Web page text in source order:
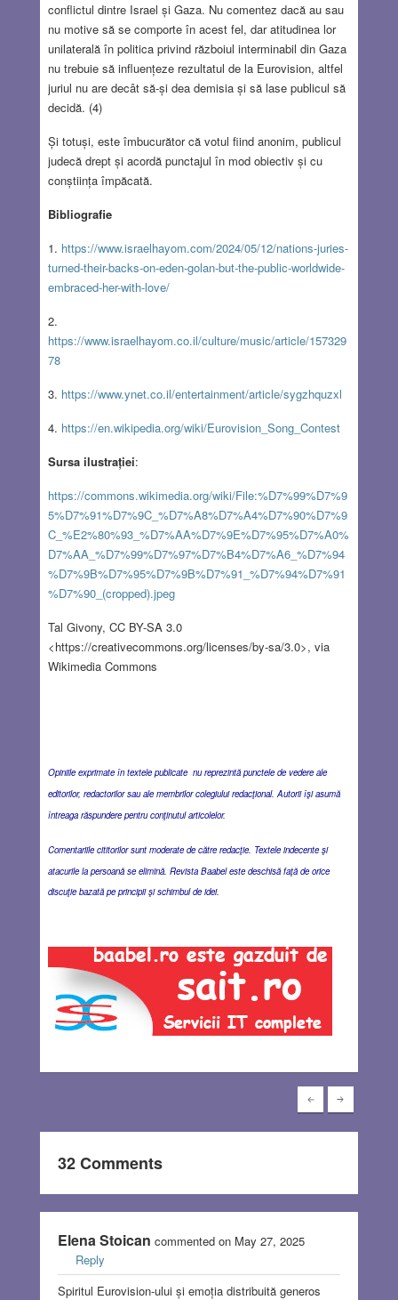
conflictul dintre Israel și Gaza. Nu comentez dacă au sau
nu motive să se comporte în acest fel, dar atitudinea lor
unilaterală în politica privind războiul interminabil din Gaza
nu trebuie să influențeze rezultatul de la Eurovision, altfel
juriul nu are decât să-și dea demisia și să lase publicul să
decidă. (4)
Și totuși, este îmbucurător că votul fiind anonim, publicul
judecă drept și acordă punctajul în mod obiectiv și cu
conștiința împăcată.
Bibliografie
1. https://www.israelhayom.com/2024/05/12/nations-juries-
turned-their-backs-on-eden-golan-but-the-public-worldwide-
embraced-her-with-love/
2.
https://www.israelhayom.co.il/culture/music/article/157329
78
3. https://www.ynet.co.il/entertainment/article/sygzhquzxl
4. https://en.wikipedia.org/wiki/Eurovision_Song_Contest
Sursa ilustrației:
https://commons.wikimedia.org/wiki/File:%D7%99%D7%9
5%D7%91%D7%9C_%D7%A8%D7%A4%D7%90%D7%9
C_%E2%80%93_%D7%AA%D7%9E%D7%95%D7%A0%
D7%AA_%D7%99%D7%97%D7%B4%D7%A6_%D7%94
%D7%9B%D7%95%D7%9B%D7%91_%D7%94%D7%91
%D7%90_(cropped).jpeg
Tal Givony, CC BY-SA 3.0
<https://creativecommons.org/licenses/by-sa/3.0>, via
Wikimedia Commons
Opiniile exprimate în textele publicate nu reprezintă punctele de vedere ale
editorilor, redactorilor sau ale membrilor colegiului redacţional. Autorii îşi asumă
întreaga răspundere pentru conţinutul articolelor.
Comentariile cititorilor sunt moderate de către redacţie. Textele indecente şi
atacurile la persoană se elimină. Revista Baabel este deschisă faţă de orice
discuţie bazată pe principii şi schimbul de idei.
32 Comments
Elena Stoican commented on May 27, 2025
Reply
Spiritul Eurovision-ului și emoția distribuită generos